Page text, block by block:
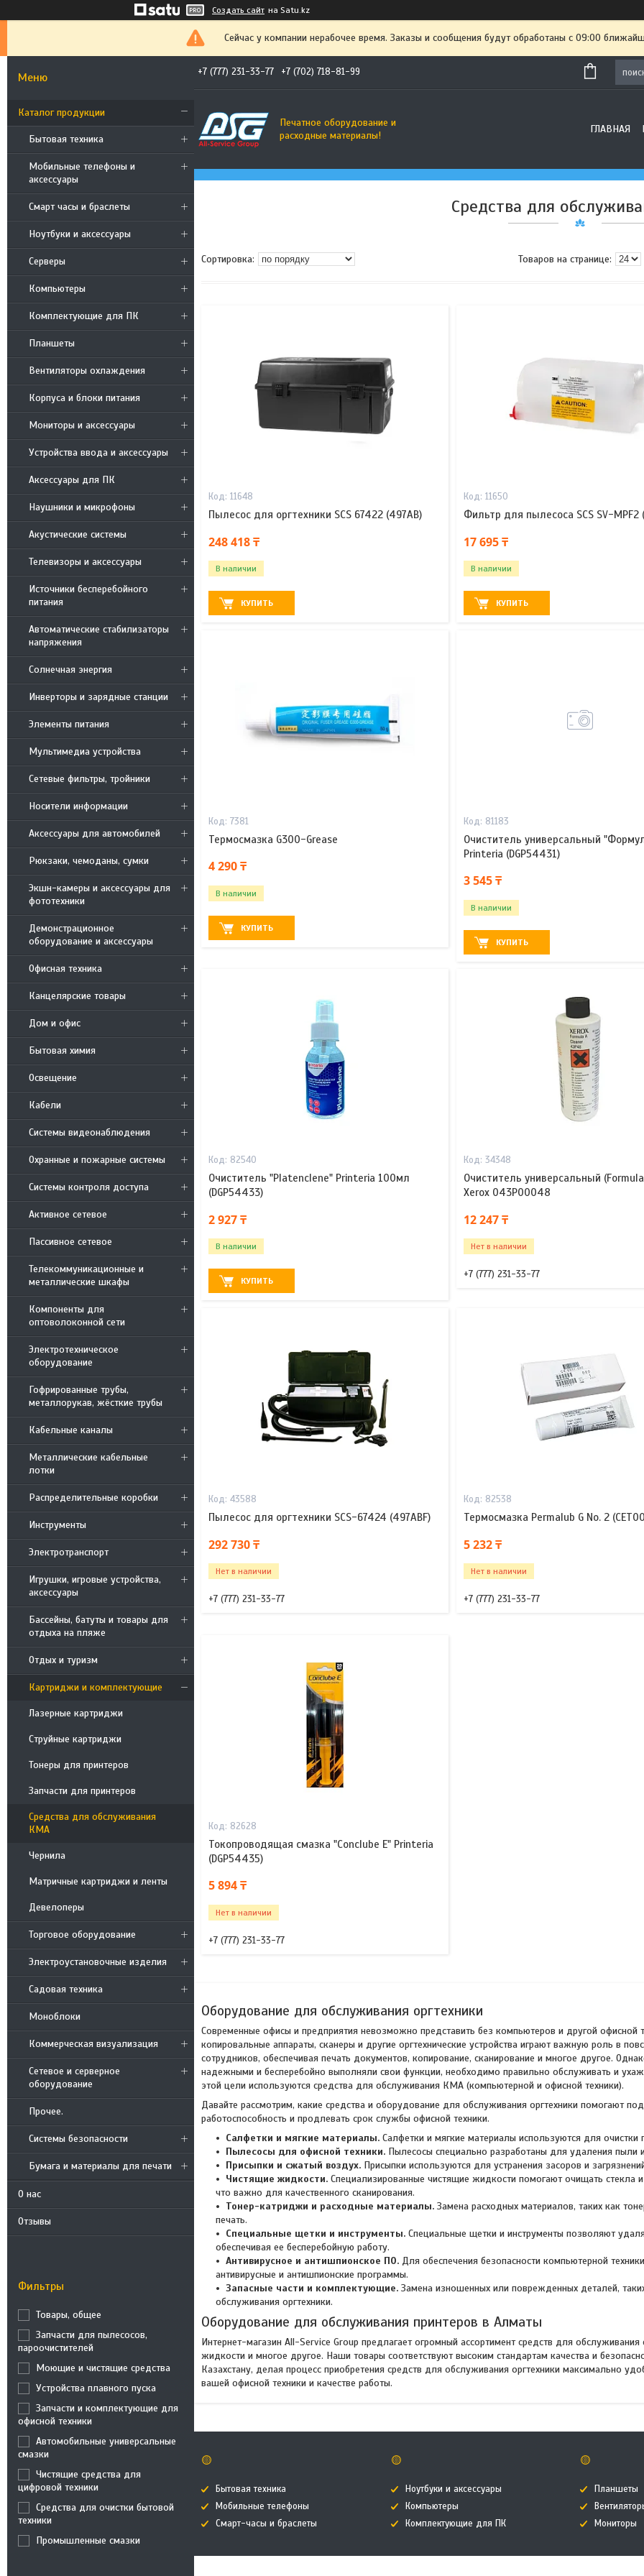
Создать сайт на Satu.kz
Сейчас у компании нерабочее время. Заказы и сообщения будут обработаны с 09:00
Каталог продукции
Бытовая техника
Мобильные телефоны и
аксессуары
Смарт часы и браслеты
Ноутбуки и аксессуары
Cерверы
Компьютеры
Комплектующие для ПК
Планшеты
Вентиляторы охлаждения
Корпуса и блоки питания
Мониторы и аксессуары
Устройства ввода и аксессуары
Аксессуары для ПК
Наушники и микрофоны
Акустические системы
Телевизоры и аксессуары
Источники бесперебойного
питания
Автоматические стабилизаторы
напряжения
Солнечная энергия
Инверторы и зарядные станции
Элементы питания
Мультимедиа устройства
Сетевые фильтры, тройники
Носители информации
Аксессуары для автомобилей
Рюкзаки, чемоданы, сумки
Экшн-камеры и аксессуары для
фототехники
Демонстрационное
оборудование и аксессуары
Офисная техника
Канцелярские товары
Дом и офис
Бытовая химия
Освещение
Кабели
Системы видеонаблюдения
Охранные и пожарные системы
Системы контроля доступа
Активное сетевое
Пассивное сетевое
Телекоммуникационные и
металлические шкафы
Компоненты для
оптоволоконной сети
Электротехническое
оборудование
Гофрированные трубы,
металлорукав, жёсткие трубы
Кабельные каналы
Металлические кабельные
лотки
Распределительные коробки
Инструменты
Электротранспорт
Игрушки, игровые устройства,
аксессуары
Бассейны, батуты и товары для
отдыха на пляже
Отдых и туризм
Картриджи и комплектующие
Лазерные картриджи
Струйные картриджи
Тонеры для принтеров
Запчасти для принтеров
Средства для обслуживания
КМА
Чернила
Матричные картриджи и ленты
Девелоперы
Торговое оборудование
Электроустановочные изделия
Садовая техника
Моноблоки
Коммерческая визуализация
Сетевое и серверное
оборудование
Прочее.
Системы безопасности
Бумага и материалы для печати
О нас
Отзывы
Фильтры
Товары, общее
Запчасти для пылесосов,
пароочистителей
Моющие и чистящие средства
Устройства плавного пуска
Запчасти и комплектующие для
офисной техники
Автомобильные универсальные
смазки
Чистящие средства для
цифровой техники
Средства для очистки бытовой
техники
Промышленные смазки
+7 (777) 231-33-77 +7 (702) 718-81-99
Печатное оборудование и
расходные материалы!
ГЛАВНАЯ
Средства для
11648
Пылесос для оргтехники SCS 67422 (497AB)
248 418 ₸
В наличии
КУПИТЬ
11650
Фильтр для пылесоса SCS SV-MPF2
17 695 ₸
В наличии
КУПИТЬ
7381
Термосмазка G300-Grease
4 290 ₸
В наличии
КУПИТЬ
81183
Очиститель универсальный
Printeria (DGP54431)
3 545 ₸
В наличии
КУПИТЬ
82540
Очиститель "Platenclene" Printeria 100мл
(DGP54433)
2 927 ₸
В наличии
КУПИТЬ
34348
Очиститель универсальный
Xerox 043P00048
12 247 ₸
Нет в наличии
+7 (777) 231-33-77
43588
Пылесос для оргтехники SCS-67424 (497ABF)
292 730 ₸
Нет в наличии
+7 (777) 231-33-77
82538
Термосмазка Permalub G No. 2
5 232 ₸
Нет в наличии
+7 (777) 231-33-77
82628
Токопроводящая смазка "Conclube E" Printeria
(DGP54435)
5 894 ₸
Нет в наличии
+7 (777) 231-33-77
Оборудование для обслуживания оргтехники
Современные офисы и предприятия невозможно представить без компьютеров и другой офисной
копировальные аппараты, сканеры и другие оргтехнические устройства играют важную роль в
сотрудников, обеспечивая печать документов, копирование, сканирование и многое другое.
надежными и бесперебойно выполняли свои функции, необходимо правильно обслуживать и
этой цели используются средства для обслуживания КМА (компьютерной и офисной техники).
Давайте рассмотрим, какие средства и оборудование для обслуживания оргтехники помогают
работоспособность и продлевать срок службы офисной техники.
Салфетки и мягкие материалы. Салфетки и мягкие материалы используются для очистки
Пылесосы для офисной техники. Пылесосы специально разработаны для удаления пыли
Присыпки и сжатый воздух. Присыпки используются для устранения засоров и
Чистящие жидкости. Специализированные чистящие жидкости помогают очищать стекла
что важно для качественного сканирования.
Тонер-катриджи и расходные материалы. Замена расходных материалов, таких как
печать.
Специальные щетки и инструменты. Специальные щетки и инструменты позволяют
обеспечивая ее бесперебойную работу.
Антивирусное и антишпионское ПО. Для обеспечения безопасности компьютерной
антивирусные и антишпионские программы.
Запасные части и комплектующие. Замена изношенных или поврежденных деталей,
обслуживания оргтехники.
Оборудование для обслуживания принтеров в Алматы
Интернет-магазин All-Service Group предлагает огромный ассортимент средств для
жидкости и многое другое. Наши товары соответствуют высоким стандартам качества и
Казахстану, делая процесс приобретения средств для обслуживания оргтехники максимально
вашей офисной техники и качестве работы.
🟡
Бытовая техника
Мобильные телефоны
Смарт-часы и браслеты
🟡
Ноутбуки и аксессуары
Компьютеры
Комплектующие для ПК
🟡
Планшеты
Мониторы